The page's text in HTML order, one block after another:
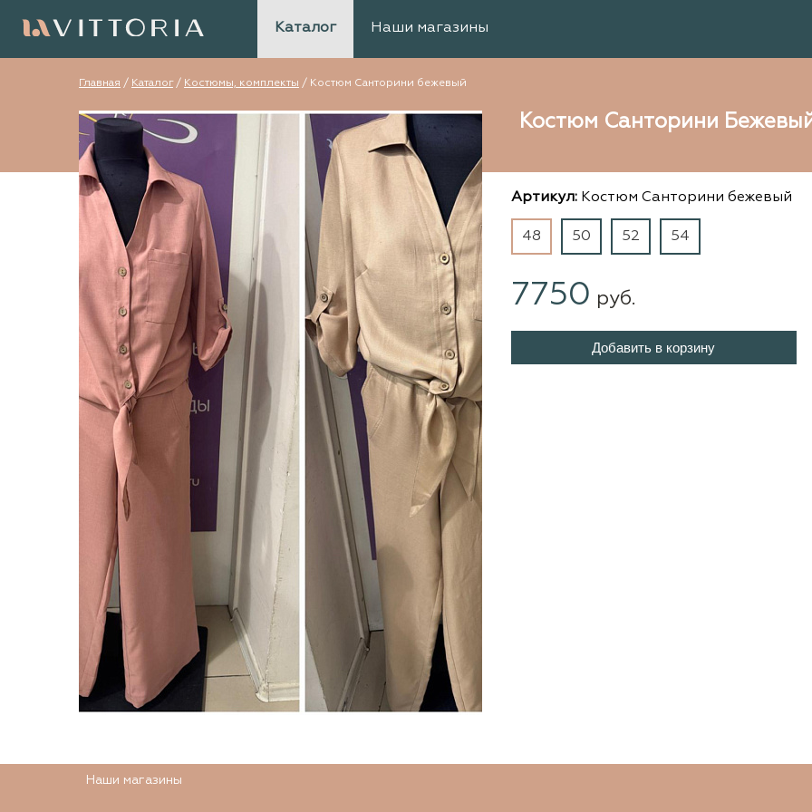
Каталог Наши магазины
Главная / Каталог/ Костюмы, комплекты / Костюм Санторини бежевый
Костюм Санторини
Артикул: Костюм Санторини бежевый
48 50 52 54
7750 руб.
Добавить в корзину
Наши магазины